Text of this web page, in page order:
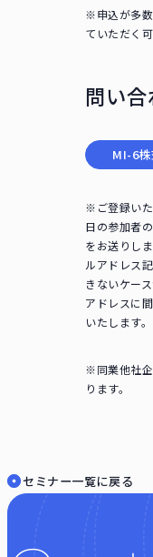
※申込が多
ていただく
問い
MI-6
※ご登録い
日の参加者
をお送りし
ルアドレス
きないケー
アドレスに
いたします。
※同業他社
ります。
セミナー一覧に戻る